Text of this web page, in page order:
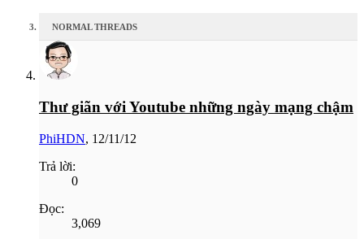
NORMAL THREADS
Thư giãn với Youtube những ngày mạng chậm
PhiHDN, 12/11/12
Trả lời:
0
Đọc:
3,069